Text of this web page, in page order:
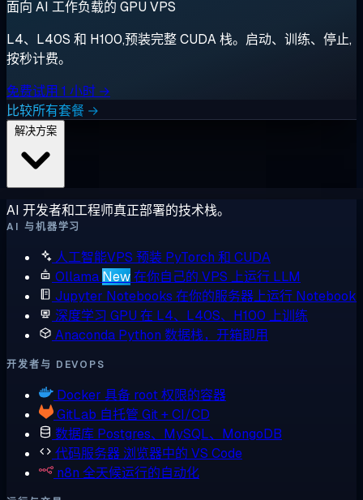
面向 AI 工作负载的 GPU VPS
L4、L40S 和 H100,预装完整 CUDA 栈。启动、训练、停止,
按秒计费。
免费试用 1 小时 →
比较所有套餐 →
AI 开发者和工程师真正部署的技术栈。
AI 与机器学习
人工智能VPS 预装 PyTorch 和 CUDA
Ollama New在你自己的 VPS 上运行 LLM
Jupyter Notebooks 在你的服务器上运行 Notebook
深度学习 GPU 在 L4、L40S、H100 上训练
Anaconda Python 数据栈，开箱即用
开发者与 DEVOPS
Docker 具备 root 权限的容器
GitLab 自托管 Git + CI/CD
数据库 Postgres、MySQL、MongoDB
代码服务器 浏览器中的 VS Code
n8n 全天候运行的自动化